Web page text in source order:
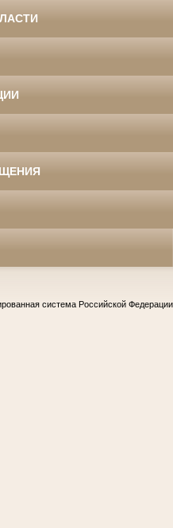
система Российской